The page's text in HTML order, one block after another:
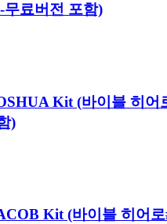
무료버전 포함)
Kit (바이블 히어
)
Kit (바이블 히어